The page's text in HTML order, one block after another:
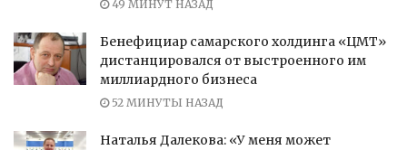
49 МИНУТ НАЗАД
Бенефициар самарского холдинга «ЦМТ»
дистанцировался от выстроенного им
миллиардного бизнеса
52 МИНУТЫ НАЗАД
Наталья Далекова: «У меня может